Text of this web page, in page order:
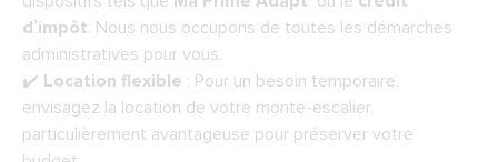
d’impôt. Nous nous occupons de toutes les démarches
administratives pour vous.
✔️ Location flexible : Pour un besoin temporaire,
envisagez la location de votre monte-escalier,
particulièrement avantageuse pour préserver votre